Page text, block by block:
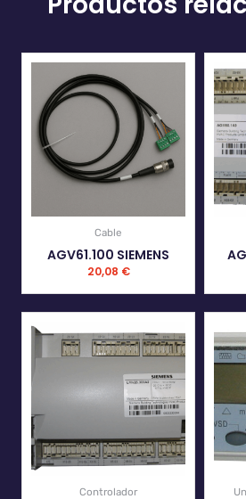
Cable
AGV61.100 SIEMENS
20,08 €
Controlador